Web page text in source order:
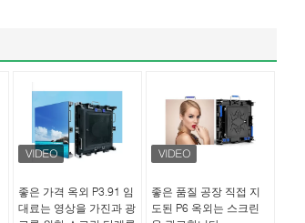
좋은 가격 옥외 P3.91 임
대료는 영상을 가진과 광
좋은 품질 공장 직접 지
도된 P6 옥외는 스크린